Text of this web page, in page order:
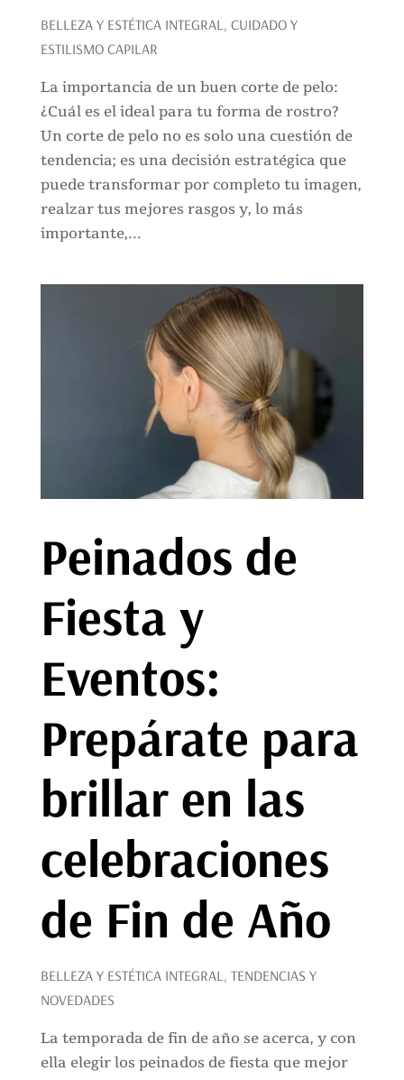
BELLEZA Y ESTÉTICA INTEGRAL , CUIDADO Y
ESTILISMO CAPILAR
La importancia de un buen corte de pelo:
¿Cuál es el ideal para tu forma de rostro?
Un corte de pelo no es solo una cuestión de
tendencia; es una decisión estratégica que
puede transformar por completo tu imagen,
realzar tus mejores rasgos y, lo más
importante,...
Peinados de
Fiesta y
Eventos:
Prepárate para
brillar en las
celebraciones
de Fin de Año
BELLEZA Y ESTÉTICA INTEGRAL, TENDENCIAS Y
NOVEDADES
La temporada de fin de año se acerca, y con
ella elegir los peinados de fiesta que mejor